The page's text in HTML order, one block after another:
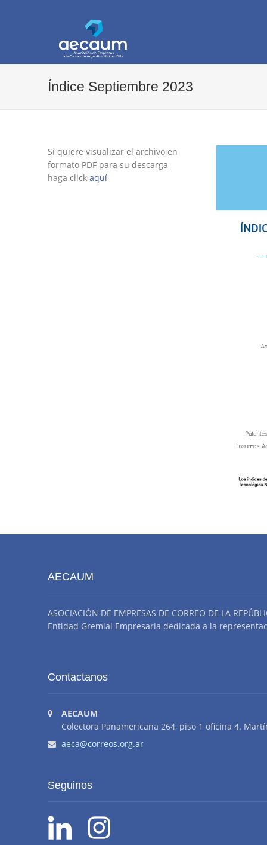
Índice Septiembre 2023
Si quiere visualizar el archivo en
formato PDF para su descarga
haga click aquí
AECAUM
ASOCIACIÓN DE EMPRESAS DE CORREO DE LA
Entidad Gremial Empresaria dedicada a la
Contactanos
AECAUM
Colectora Panamericana 264, piso 1 oficina 4.
aeca@correos.org.ar
Seguinos